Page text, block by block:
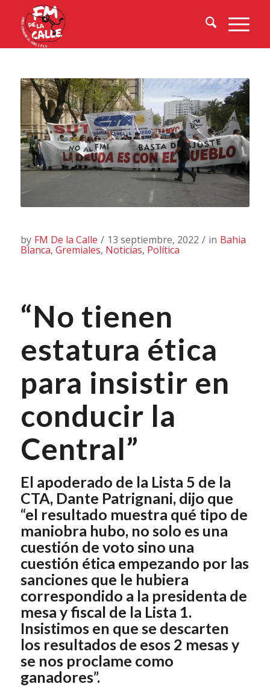
by FM De la Calle / 13 septiembre, 2022 / in Bahia
Blanca, Gremiales, Noticias, Política
“No tienen
estatura ética
para insistir en
conducir la
Central”
El apoderado de la Lista 5 de la
CTA, Dante Patrignani, dijo que
“el resultado muestra qué tipo de
maniobra hubo, no solo es una
cuestión de voto sino una
cuestión ética empezando por las
sanciones que le hubiera
correspondido a la presidenta de
mesa y fiscal de la Lista 1.
Insistimos en que se descarten
los resultados de esos 2 mesas y
se nos proclame como
ganadores”.